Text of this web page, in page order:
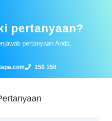
pertanyaan?
pertanyaan Anda.
150 150